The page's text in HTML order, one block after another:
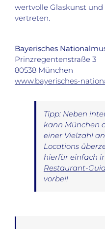
wertvolle Glaskunst
vertreten.
Bayerisches
Prinzregentenstraße 3
80538 München
www.bayerisches-
Tipp: Neben
kann München
einer Vielzahl
Locations
hierfür einfach
Restaurant-
vorbei!